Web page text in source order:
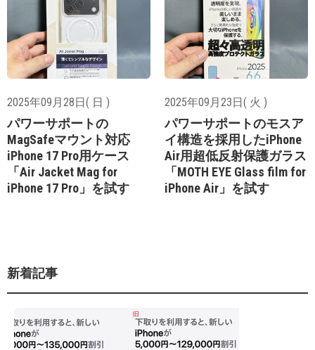
2025年09月28日( 日 )
パワーサポートの
MagSafeマウント対応
iPhone 17 Pro用ケース
「Air Jacket Mag for
iPhone 17 Pro」を試す
2025年09月23日( 火 )
パワーサポートのモスア
イ構造を採用したiPhone
Air用超低反射保護ガラス
「MOTH EYE Glass film for
iPhone Air」を試す
新着記事